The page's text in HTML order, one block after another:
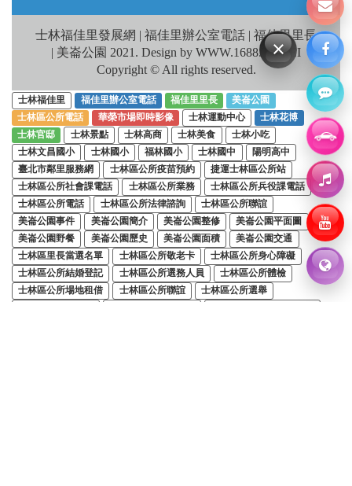
士林福佳里發展網 | 福佳里辦公室電話 | 福佳里里長
| 美崙公園 2021. Design by WWW.1688.TAIPEI
Copyright © All rights reserved.
士林福佳里 福佳里辦公室電話 福佳里里長
美崙公園
士林區公所電話
華榮市場即時影像 士林運動中心
士林花博
士林官邸
士林景點 士林高商 士林美食
士林小吃
士林文昌國小
士林國小 福林國小 士林國中
陽明高中
臺北市鄰里服務網
士林區公所疫苗預約
捷運士林區公所站
士林區公所社會課電話
士林區公所業務
士林區公所兵役課電話
士林區公所電話
士林區公所法律諮詢
士林區公所聯誼
美崙公園事件
美崙公園簡介 美崙公園整修
美崙公園平面圖
美崙公園野餐
美崙公園歷史 美崙公園面積
美崙公園交通
士林區里長當選名單
士林區公所敬老卡
士林區公所身心障礙
士林區公所結婚登記
士林區公所選務人員
士林區公所體檢
士林區公所場地租借
士林區公所聯誼
士林區公所選舉
×